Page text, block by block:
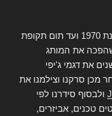
משנת 1970 ועד תום תקופת
את המותג
את דגמי ג'יפי
מכן סרקנו וצילמנו את
ולבסוף סידרנו לפי
טכנים, אביזרים,